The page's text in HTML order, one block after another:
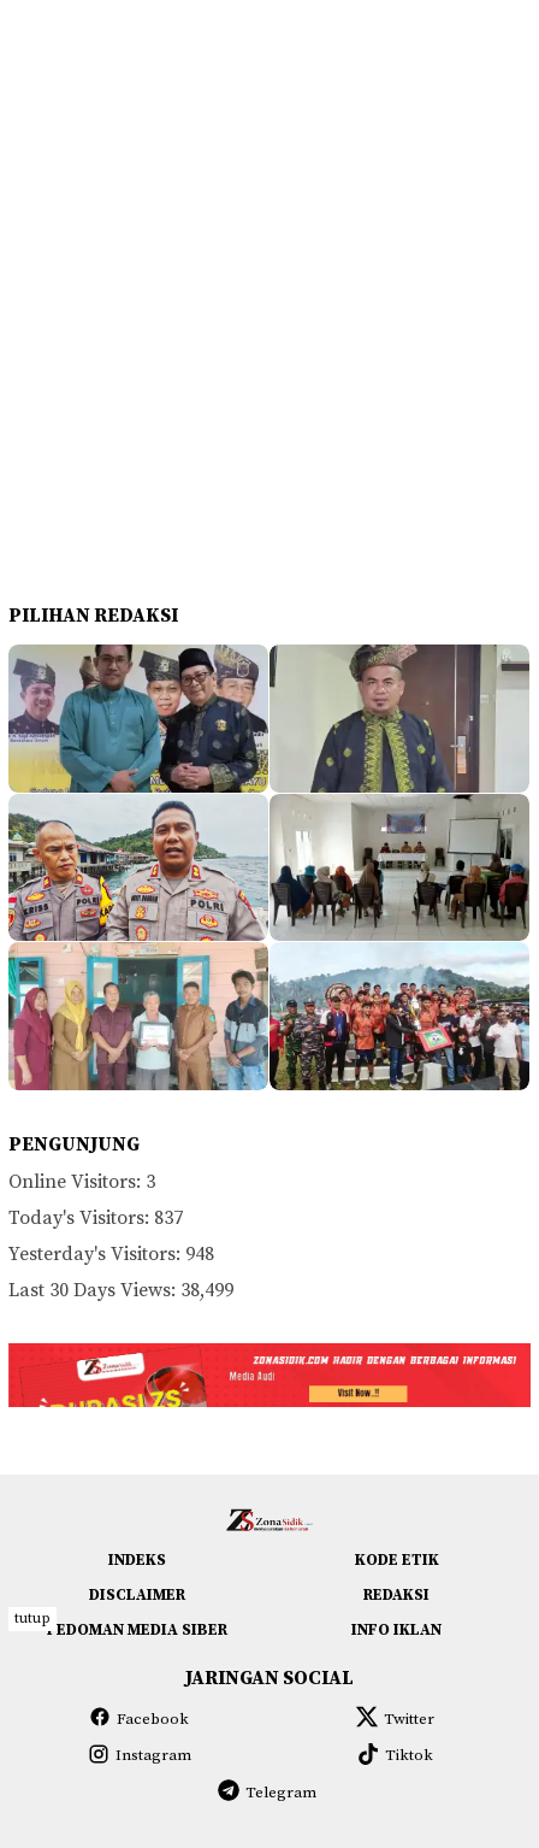
PILIHAN REDAKSI
PENGUNJUNG
Online Visitors: 3
Today's Visitors: 837
Yesterday's Visitors: 948
Last 30 Days Views: 38,499
INDEKS
KODE ETIK
DISCLAIMER
REDAKSI
PEDOMAN MEDIA SIBER
INFO IKLAN
JARINGAN SOCIAL
Facebook
Twitter
Instagram
Tiktok
Telegram
tutup